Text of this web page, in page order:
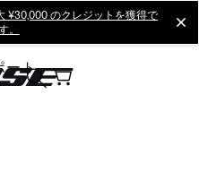
¥30,000 のクレジットを獲得で
。
ート